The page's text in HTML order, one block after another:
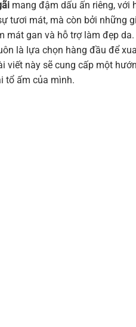
mang đậm dấu ấn riêng, với
tươi mát, mà còn bởi những
mát gan và hỗ trợ làm đẹp
là lựa chọn hàng đầu để
viết này sẽ cung cấp một
tổ ấm của mình.